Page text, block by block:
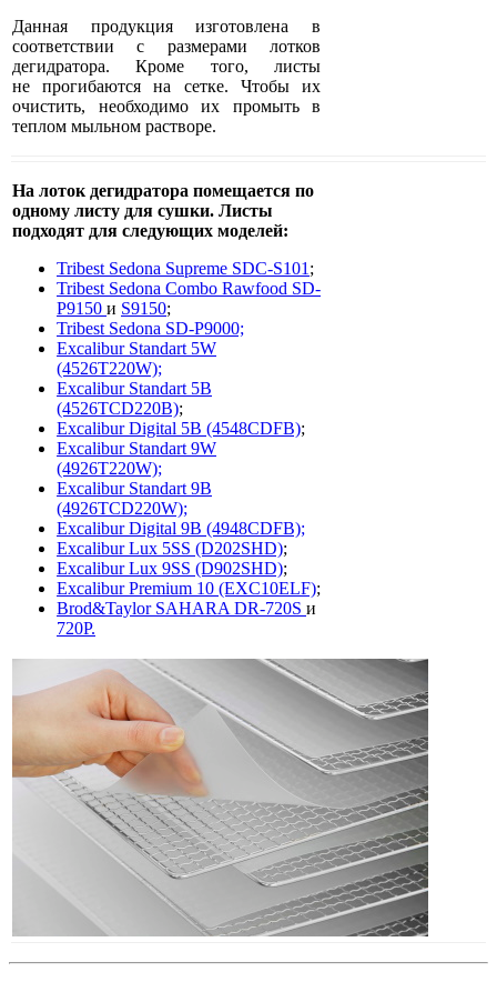
Данная продукция изготовлена в
соответствии с размерами лотков
дегидратора. Кроме того, листы
не прогибаются на сетке. Чтобы их
очистить, необходимо их промыть в
теплом мыльном растворе.
На лоток дегидратора помещается по
одному листу для сушки. Листы
подходят для следующих моделей:
Tribest Sedona Supreme SDC-S101;
Tribest Sedona Combo Rawfood SD-
P9150 и S9150;
Tribest Sedona SD-P9000;
Excalibur Standart 5W
(4526T220W);
Excalibur Standart 5B
(4526TCD220B);
Excalibur Digital 5B (4548CDFB);
Excalibur Standart 9W
(4926T220W);
Excalibur Standart 9B
(4926TCD220W);
Excalibur Digital 9B (4948CDFB);
Excalibur Lux 5SS (D202SHD);
Excalibur Lux 9SS (D902SHD);
Excalibur Premium 10 (EXC10ELF);
Brod&Taylor SAHARA DR-720S и
720P.